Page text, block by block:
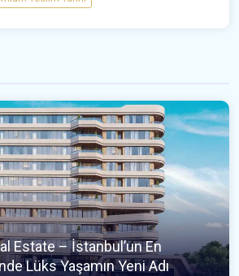
Estate – İstanbul’un En
Lüks Yaşamın Yeni Adı